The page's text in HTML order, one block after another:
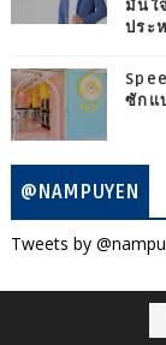
มั่นใ
ประ
ซักแ
@NAMPUYEN
Tweets by